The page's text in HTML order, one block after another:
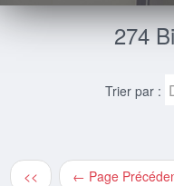
274
Trier par :
<< ← Page